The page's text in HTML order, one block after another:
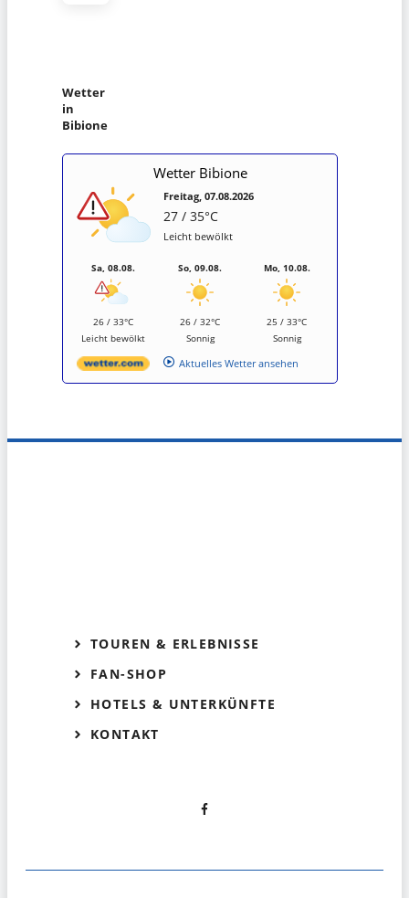
Wetter
in
Bibione
Wetter Bibione
Freitag, 07.08.2026
27 / 35°C
Leicht bewölkt
Sa, 08.08.
26 / 33°C
Leicht bewölkt
So, 09.08.
26 / 32°C
Sonnig
Mo, 10.08.
25 / 33°C
Sonnig
Aktuelles Wetter ansehen
TOUREN & ERLEBNISSE
FAN-SHOP
HOTELS & UNTERKÜNFTE
KONTAKT